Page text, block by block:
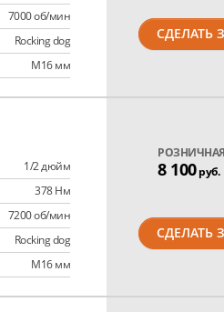
7000 об/мин
Rocking dog
M16 мм
СДЕЛАТЬ
1/2 дюйм
378 Нм
7200 об/мин
Rocking dog
M16 мм
8 100руб.
СДЕЛАТЬ